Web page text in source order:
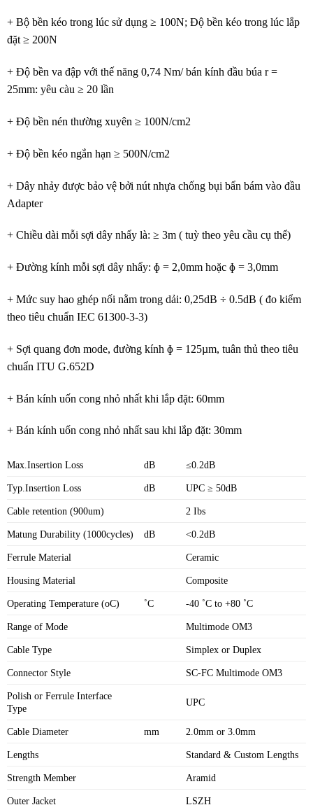
+ Bộ bền kéo trong lúc sử dụng ≥ 100N; Độ bền kéo trong lúc lắp
đặt ≥ 200N
+ Độ bền va đập với thế năng 0,74 Nm/ bán kính đầu búa r =
25mm: yêu càu ≥ 20 lần
+ Độ bền nén thường xuyên ≥ 100N/cm2
+ Độ bền kéo ngắn hạn ≥ 500N/cm2
+ Dây nhảy được bảo vệ bởi nút nhựa chống bụi bẩn bám vào đầu
Adapter
+ Chiều dài mỗi sợi dây nhẩy là: ≥ 3m ( tuỳ theo yêu cầu cụ thể)
+ Đường kính mỗi sợi dây nhẩy: ɸ = 2,0mm hoặc ɸ = 3,0mm
+ Mức suy hao ghép nối nằm trong dải: 0,25dB ÷ 0.5dB ( đo kiểm
theo tiêu chuẩn IEC 61300-3-3)
+ Sợi quang đơn mode, đường kính ɸ = 125µm, tuân thủ theo tiêu
chuẩn ITU G.652D
+ Bán kính uốn cong nhỏ nhất khi lắp đặt: 60mm
+ Bán kính uốn cong nhỏ nhất sau khi lắp đặt: 30mm
Max.Insertion Loss dB ≤0.2dB
Typ.Insertion Loss dB UPC ≥ 50dB
Cable retention (900um) 2 Ibs
Matung Durability (1000cycles) dB <0.2dB
Ferrule Material Ceramic
Housing Material Composite
Operating Temperature (oC) ˚C -40 ˚C to +80 ˚C
Range of Mode Multimode OM3
Cable Type Simplex or Duplex
Connector Style SC-FC Multimode OM3
Polish or Ferrule Interface
Type
UPC
Cable Diameter mm 2.0mm or 3.0mm
Lengths Standard & Custom Lengths
Strength Member Aramid
Outer Jacket LSZH